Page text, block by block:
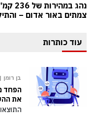
צמתים באור אדום –
עוד כותרות
בן רומן |
הפחד
את